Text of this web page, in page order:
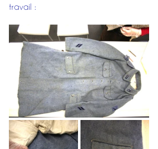
travail :